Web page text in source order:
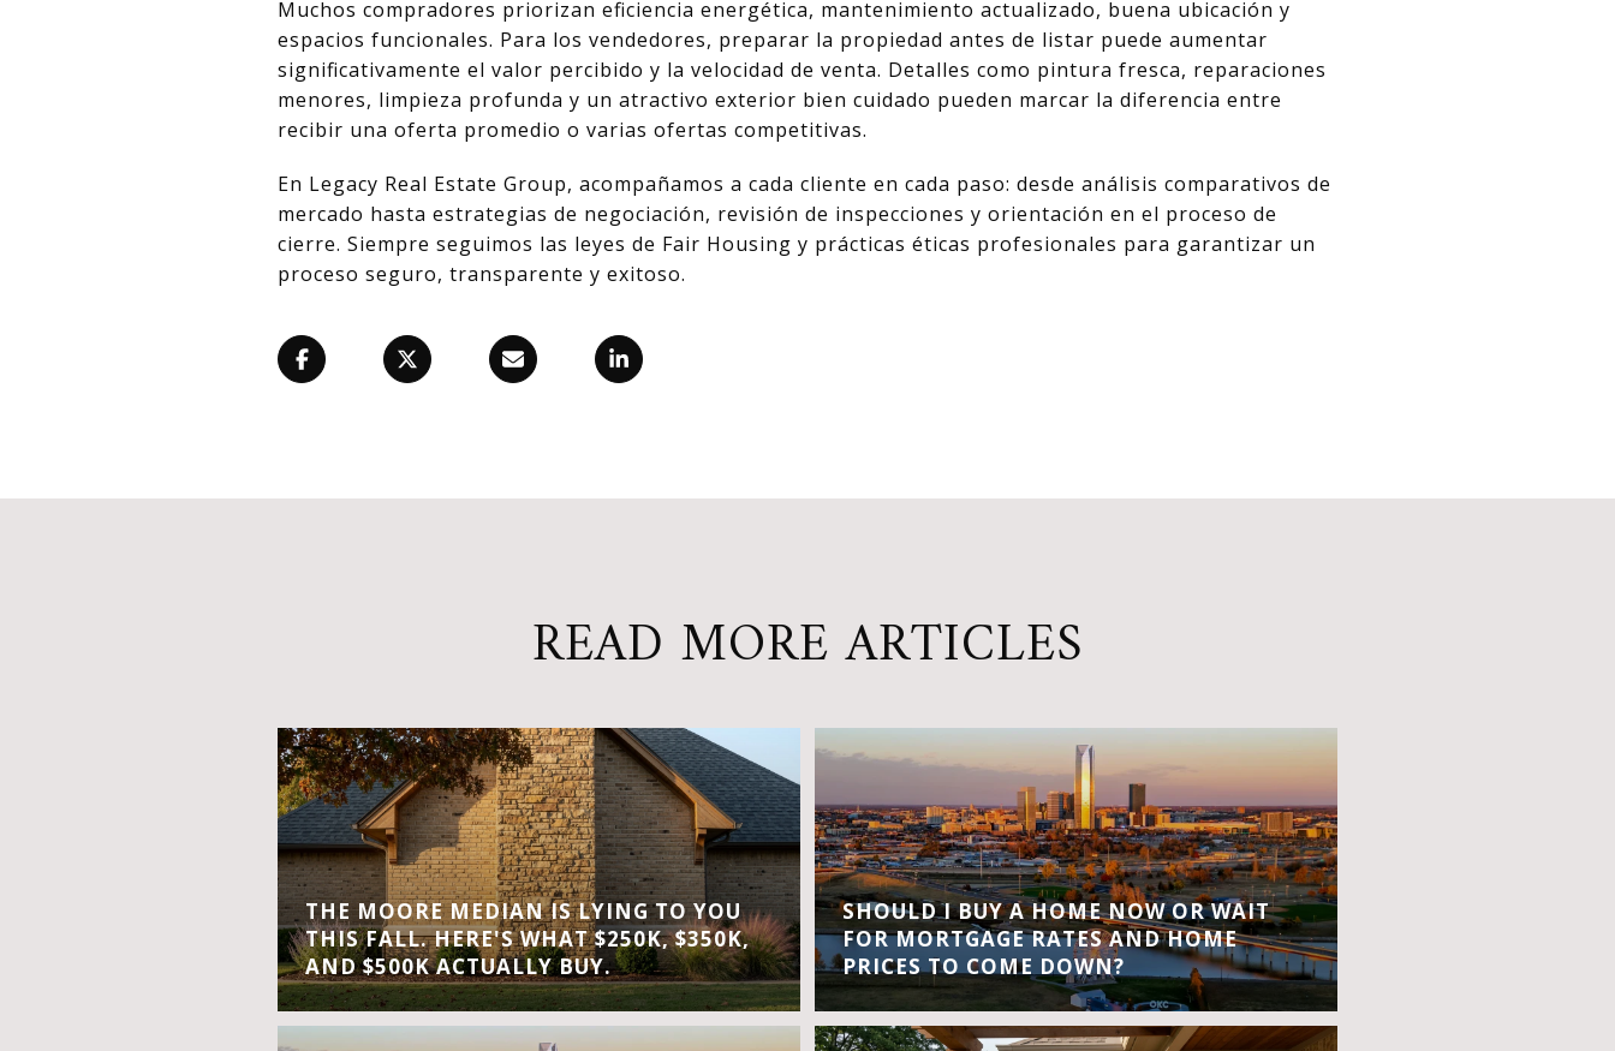
Muchos compradores priorizan eficiencia energética, mantenimiento actualizado, buena ubicación y
espacios funcionales. Para los vendedores, preparar la propiedad antes de listar puede aumentar
significativamente el valor percibido y la velocidad de venta. Detalles como pintura fresca, reparaciones
menores, limpieza profunda y un atractivo exterior bien cuidado pueden marcar la diferencia entre
recibir una oferta promedio o varias ofertas competitivas.
En Legacy Real Estate Group, acompañamos a cada cliente en cada paso: desde análisis comparativos de
mercado hasta estrategias de negociación, revisión de inspecciones y orientación en el proceso de
cierre. Siempre seguimos las leyes de Fair Housing y prácticas éticas profesionales para garantizar un
proceso seguro, transparente y exitoso.
READ MORE ARTICLES
THE MOORE MEDIAN IS LYING TO YOU
THIS FALL. HERE'S WHAT $250K, $350K,
AND $500K ACTUALLY BUY.
SHOULD I BUY A HOME NOW OR WAIT
FOR MORTGAGE RATES AND HOME
PRICES TO COME DOWN?